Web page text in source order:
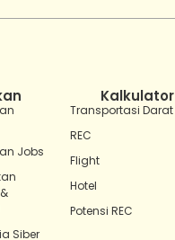
Jobs
Siber
Kalkulator
Transportasi Darat
REC
Flight
Hotel
Potensi REC